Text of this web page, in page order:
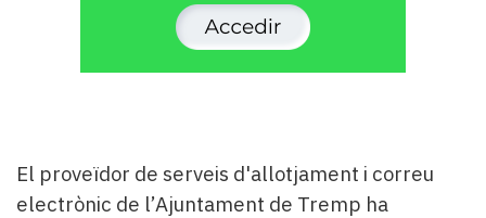
El proveïdor de serveis d'allotjament i correu
electrònic de l’Ajuntament de Tremp ha